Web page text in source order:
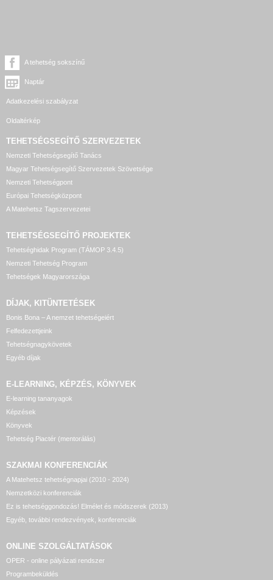
A tehetség sokszínű
Naptár
Adatkezelési szabályzat
Oldaltérkép
TEHETSÉGSEGÍTŐ SZERVEZETEK
Nemzeti Tehetségsegítő Tanács
Magyar Tehetségsegítő Szervezetek Szövetsége
Nemzeti Tehetségpont
Európai Tehetségközpont
A Matehetsz Tagszervezetei
TEHETSÉGSEGÍTŐ PROJEKTEK
Tehetséghidak Program (TÁMOP 3.4.5)
Nemzeti Tehetség Program
Tehetségek Magyarországa
DÍJAK, KITÜNTETÉSEK
Bonis Bona – A nemzet tehetségeiért
Felfedezettjeink
Tehetségnagykövetek
Egyéb díjak
E-LEARNING, KÉPZÉS, KÖNYVEK
E-learning tananyagok
Képzések
Könyvek
Tehetség Piactér (mentorálás)
SZAKMAI KONFERENCIÁK
A Matehetsz tehetségnapjai (2010 - 2024)
Nemzetközi konferenciák
Ez is tehetséggondozás! Elmélet és módszerek (2013)
Egyéb, további rendezvények, konferenciák
ONLINE SZOLGÁLTATÁSOK
OPER - online pályázati rendszer
Programbeküldés